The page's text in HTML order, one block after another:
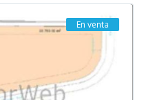
En venta